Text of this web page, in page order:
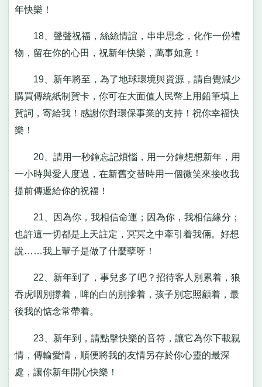
年快樂！
18、聲聲祝福，絲絲情誼，串串思念，化作一份禮
物，留在你的心田，祝新年快樂，萬事如意！
19、新年將至，為了地球環境與資源，請自覺減少
購買傳統紙制賀卡，你可在大面值人民幣上用鉛筆填上
賀詞，寄給我！感謝你對環保事業的支持！祝你幸福快
樂！
20、請用一秒鐘忘記煩惱，用一分鐘想想新年，用
一小時與愛人度過，在新舊交替時用一個微笑來接收我
提前傳遞給你的祝福！
21、因為你，我相信命運；因為你，我相信緣分；
也許這一切都是上天註定，冥冥之中牽引着我倆。好想
說……我上輩子是做了什麼孽呀！
22、新年到了，事兒多了吧？招待客人別累着，狼
吞虎咽別撐着，啤的白的別摻着，孩子別忘照顧着，最
後我的惦念常帶着。
23、新年到，請點擊快樂的音符，讓它為你下載親
情，傳輸愛情，順便將我的友情另存於你心靈的最深
處，讓你新年開心快樂！